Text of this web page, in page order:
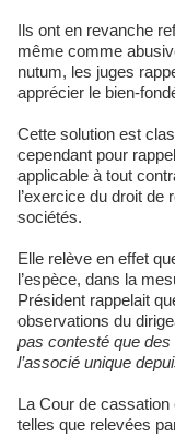
Ils ont en revanche
même comme
nutum, les juges
apprécier le bien-
Cette solution est
cependant pour
applicable à tout
l’exercice du droit de
sociétés.
Elle relève en effet
l’espèce, dans la
Président rappelait
observations du
pas contesté que
l’associé unique
La Cour de
telles que relevées